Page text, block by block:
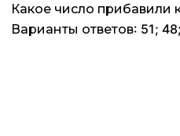
Какое число прибавили
Варианты ответов: 51;